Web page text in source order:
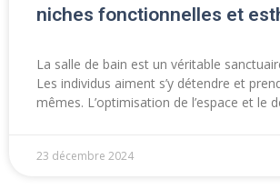
niches fonctionnelles et
La salle de bain est un véritable
Les individus aiment s’y détendre et
mêmes. L’optimisation de l’espace et le
23 décembre 2024